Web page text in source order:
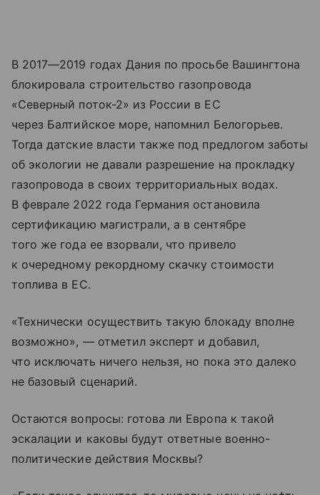
В 2017—2019 годах Дания по просьбе Вашингтона
блокировала строительство газопровода
«Северный поток-2» из России в ЕС
через Балтийское море, напомнил Белогорьев.
Тогда датские власти также под предлогом заботы
об экологии не давали разрешение на прокладку
газопровода в своих территориальных водах.
В феврале 2022 года Германия остановила
сертификацию магистрали, а в сентябре
того же года ее взорвали, что привело
к очередному рекордному скачку стоимости
топлива в ЕС.
«Технически осуществить такую блокаду вполне
возможно», — отметил эксперт и добавил,
что исключать ничего нельзя, но пока это далеко
не базовый сценарий.
Остаются вопросы: готова ли Европа к такой
эскалации и каковы будут ответные военно-
политические действия Москвы?